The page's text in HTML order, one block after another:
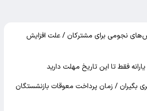
نجومی برای مشترکان / علت افزایش
فقط تا این تاریخ مهلت دارید
بگیران / زمان پرداخت معوقات بازنشستگان